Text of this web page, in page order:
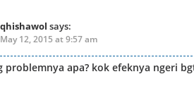
qhishawol says:
May 12, 2015 at 9:57 am
problemnya apa? kok efeknya ngeri